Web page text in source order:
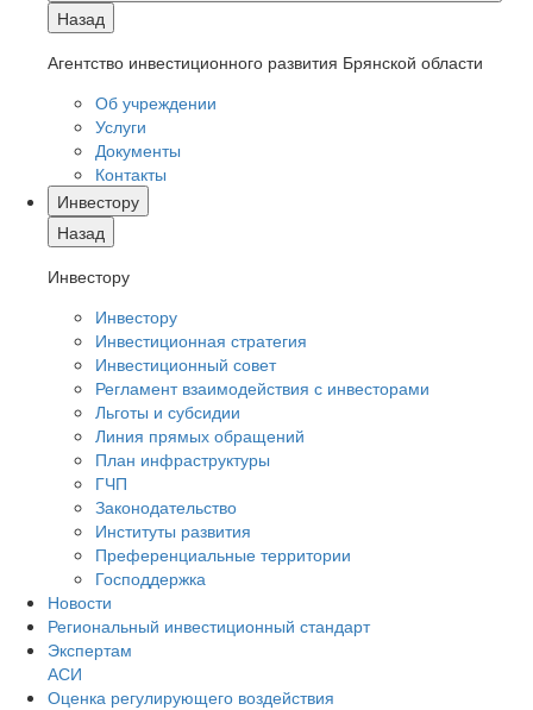
Назад
Агентство инвестиционного развития Брянской области
Об учреждении
Услуги
Документы
Контакты
Инвестору
Назад
Инвестору
Инвестору
Инвестиционная стратегия
Инвестиционный совет
Регламент взаимодействия с инвесторами
Льготы и субсидии
Линия прямых обращений
План инфраструктуры
ГЧП
Законодательство
Институты развития
Преференциальные территории
Господдержка
Новости
Региональный инвестиционный стандарт
Экспертам
АСИ
Оценка регулирующего воздействия